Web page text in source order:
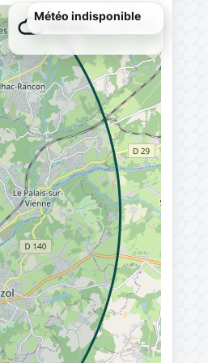
Météo…Chargement